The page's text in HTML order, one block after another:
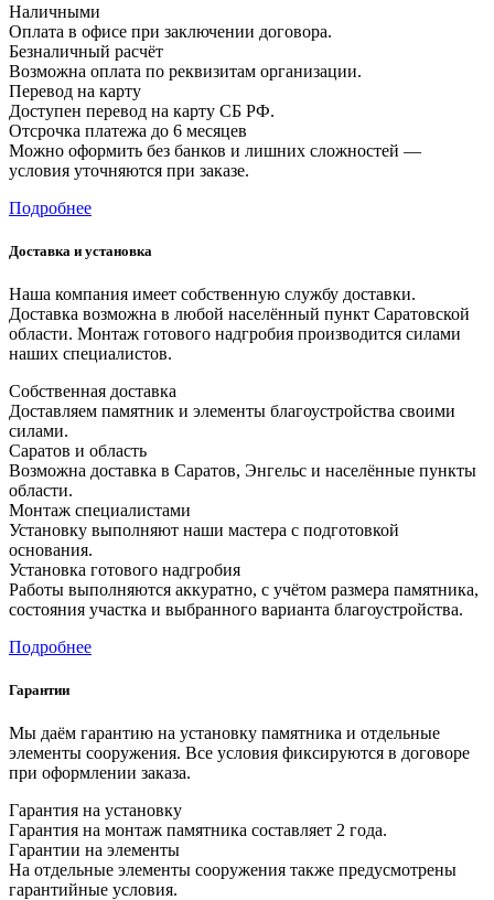
Наличными
Оплата в офисе при заключении договора.
Безналичный расчёт
Возможна оплата по реквизитам организации.
Перевод на карту
Доступен перевод на карту СБ РФ.
Отсрочка платежа до 6 месяцев
Можно оформить без банков и лишних сложностей —
условия уточняются при заказе.
Подробнее
Доставка и установка
Наша компания имеет собственную службу доставки.
Доставка возможна в любой населённый пункт Саратовской
области. Монтаж готового надгробия производится силами
наших специалистов.
Собственная доставка
Доставляем памятник и элементы благоустройства своими
силами.
Саратов и область
Возможна доставка в Саратов, Энгельс и населённые пункты
области.
Монтаж специалистами
Установку выполняют наши мастера с подготовкой
основания.
Установка готового надгробия
Работы выполняются аккуратно, с учётом размера памятника,
состояния участка и выбранного варианта благоустройства.
Подробнее
Гарантии
Мы даём гарантию на установку памятника и отдельные
элементы сооружения. Все условия фиксируются в договоре
при оформлении заказа.
Гарантия на установку
Гарантия на монтаж памятника составляет 2 года.
Гарантии на элементы
На отдельные элементы сооружения также предусмотрены
гарантийные условия.